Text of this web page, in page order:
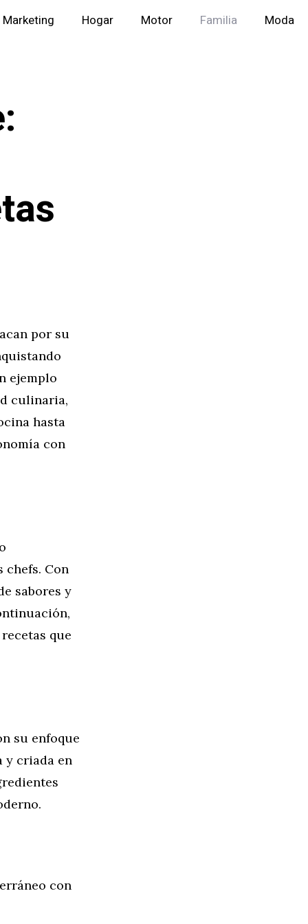
Marketing Hogar Motor Familia Moda
por su
ejemplo
culinaria,
hasta
con
chefs. Con
sabores y
que
su enfoque
y criada en
con